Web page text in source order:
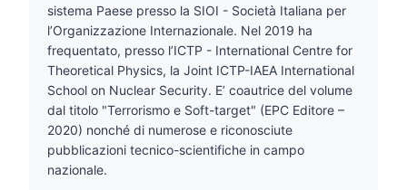
sistema Paese presso la SIOI - Società Italiana per
l’Organizzazione Internazionale. Nel 2019 ha
frequentato, presso l’ICTP - International Centre for
Theoretical Physics, la Joint ICTP-IAEA International
School on Nuclear Security. E’ coautrice del volume
dal titolo "Terrorismo e Soft-target" (EPC Editore –
2020) nonché di numerose e riconosciute
pubblicazioni tecnico-scientifiche in campo
nazionale.